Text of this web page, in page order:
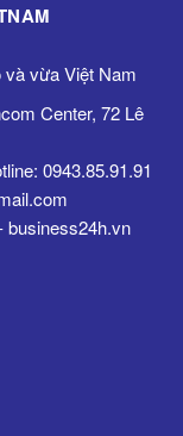
và vừa Việt Nam
Center, 72 Lê
0943.85.91.91
business24h.vn